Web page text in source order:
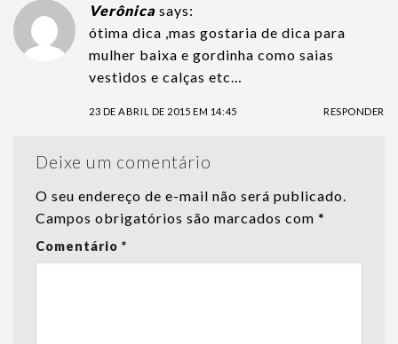
Verônica says:
ótima dica ,mas gostaria de dica para
mulher baixa e gordinha como saias
vestidos e calças etc…
23 DE ABRIL DE 2015 EM 14:45 RESPONDER
Deixe um comentário
O seu endereço de e-mail não será publicado.
Campos obrigatórios são marcados com *
Comentário *